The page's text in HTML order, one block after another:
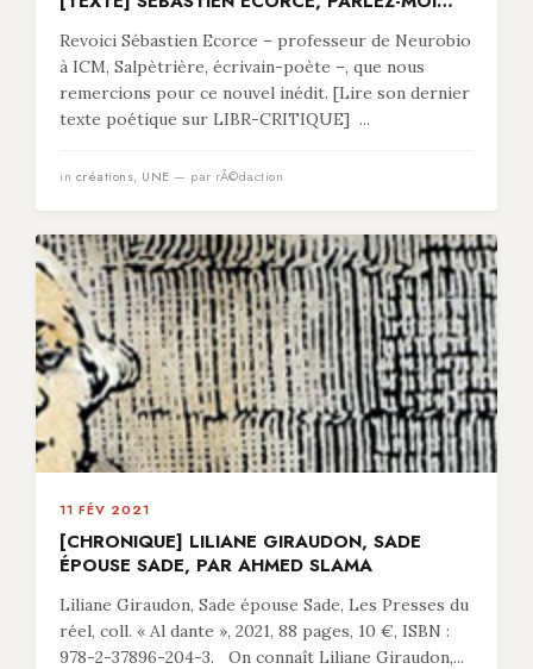
Revoici Sébastien Ecorce – professeur de Neurobio
à ICM, Salpètrière, écrivain-poète –, que nous
remercions pour ce nouvel inédit. [Lire son dernier
texte poétique sur LIBR-CRITIQUE] ...
in créations, UNE — par rÃ©daction
11 FÉV 2021
[CHRONIQUE] LILIANE GIRAUDON, SADE
ÉPOUSE SADE, PAR AHMED SLAMA
Liliane Giraudon, Sade épouse Sade, Les Presses du
réel, coll. « Al dante », 2021, 88 pages, 10 €, ISBN :
978-2-37896-204-3. On connaît Liliane Giraudon,...